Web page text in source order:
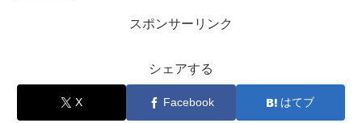
スポンサーリンク
シェアする
X Facebook はてブ